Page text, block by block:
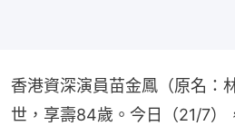
香港資深演員苗金鳳（原名：
世，享壽84歲。今日（21/7）